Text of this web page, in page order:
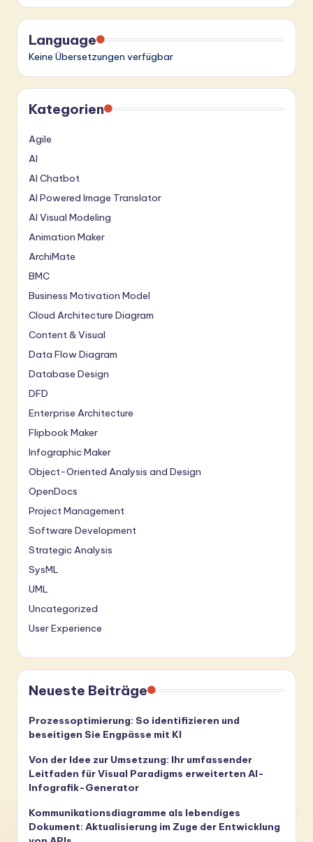
Language
Keine Übersetzungen verfügbar
Kategorien
Agile
AI
AI Chatbot
AI Powered Image Translator
AI Visual Modeling
Animation Maker
ArchiMate
BMC
Business Motivation Model
Cloud Architecture Diagram
Content & Visual
Data Flow Diagram
Database Design
DFD
Enterprise Architecture
Flipbook Maker
Infographic Maker
Object-Oriented Analysis and Design
OpenDocs
Project Management
Software Development
Strategic Analysis
SysML
UML
Uncategorized
User Experience
Neueste Beiträge
Prozessoptimierung: So identifizieren und
beseitigen Sie Engpässe mit KI
Von der Idee zur Umsetzung: Ihr umfassender
Leitfaden für Visual Paradigms erweiterten AI-
Infografik-Generator
Kommunikationsdiagramme als lebendiges
Dokument: Aktualisierung im Zuge der Entwicklung